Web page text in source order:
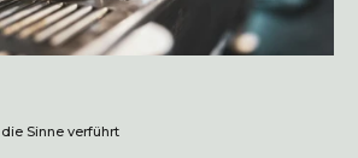
Sinne verführt